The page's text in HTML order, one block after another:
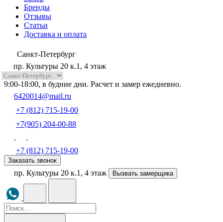
Бренды
Отзывы
Статьи
Доставка и оплата
Санкт-Петербург
пр. Культуры 20 к.1, 4 этаж
9:00-18:00, в будние дни. Расчет и замер ежедневно.
6420014@mail.ru
+7 (812) 715-19-00
+7(905) 204-00-88
+7 (812) 715-19-00
Заказать звонок
пр. Культуры 20 к.1, 4 этаж Вызвать замерщика